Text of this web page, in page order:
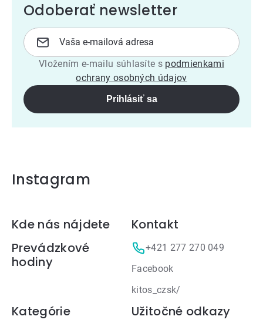
Odoberať newsletter
Vložením e-mailu súhlasíte s podmienkami
ochrany osobných údajov
Prihlásiť sa
Instagram
Zápätie
Kde nás nájdete
Prevádzkové
hodiny
Kontakt
+421 277 270 049
Facebook
kitos_czsk/
Kategórie Užitočné odkazy